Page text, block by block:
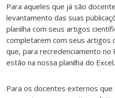
Para aqueles que já são
levantamento das suas
planilha com seus artigos
completarem com seus artigos
que, para recredenciamento no
estão na nossa planilha do Excel.
Para os docentes externos que